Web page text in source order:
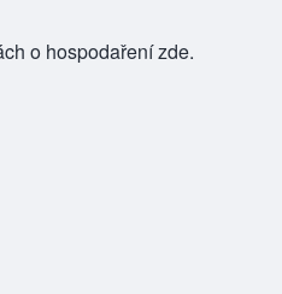
o hospodaření zde.